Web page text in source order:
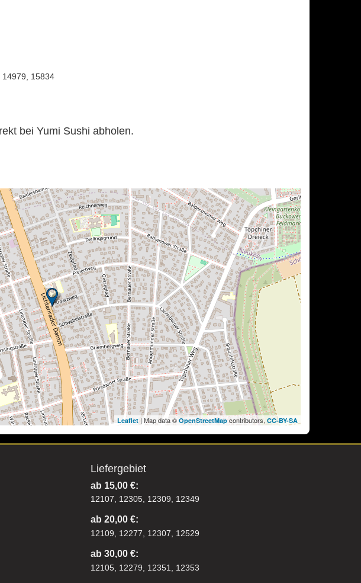
15834
bei Yumi Sushi abholen.
Leaflet | Map data © OpenStreetMapcontributors, CC-BY-SA
Liefergebiet
ab 15,00 €:
12107, 12305, 12309, 12349
ab 20,00 €:
12109, 12277, 12307, 12529
ab 30,00 €:
12105, 12279, 12351, 12353